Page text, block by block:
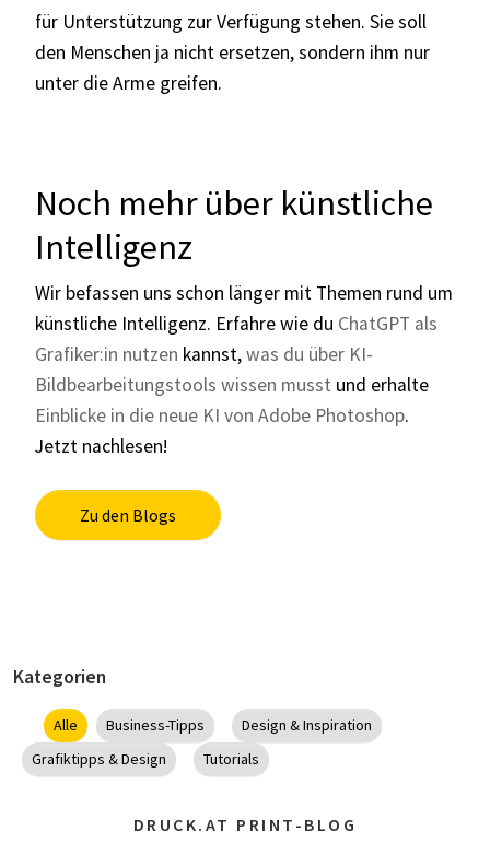
für Unterstützung zur Verfügung stehen. Sie soll
den Menschen ja nicht ersetzen, sondern ihm nur
unter die Arme greifen.
Noch mehr über künstliche
Intelligenz
Wir befassen uns schon länger mit Themen rund um
künstliche Intelligenz. Erfahre wie du ChatGPT als
Grafiker:in nutzen kannst,was du über KI-
Bildbearbeitungstools wissen musst und erhalte
Einblicke in die neue KI von Adobe Photoshop.
Jetzt nachlesen!
Zu den Blogs
Kategorien
Alle Business-Tipps
Design & Inspiration
Grafiktipps & Design
Tutorials
DRUCK.AT PRINT-BLOG